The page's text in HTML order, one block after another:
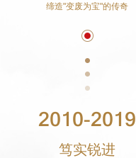
缔造"变废为宝"的传奇
2010-2019
笃实锐进